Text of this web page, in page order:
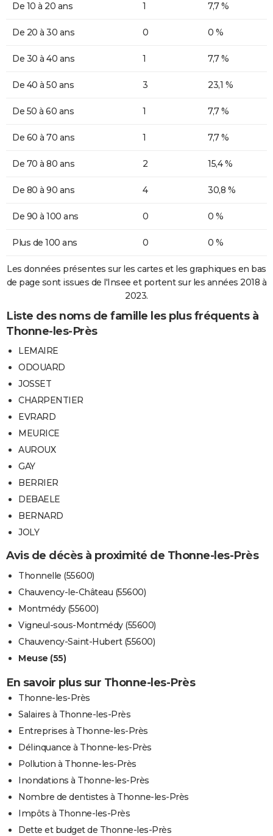
De 10 à 20 ans 1 7,7 %
De 20 à 30 ans 0 0 %
De 30 à 40 ans 1 7,7 %
De 40 à 50 ans 3 23,1 %
De 50 à 60 ans 1 7,7 %
De 60 à 70 ans 1 7,7 %
De 70 à 80 ans 2 15,4 %
De 80 à 90 ans 4 30,8 %
De 90 à 100 ans 0 0 %
Plus de 100 ans 0 0 %
Les données présentes sur les cartes et les graphiques en bas
de page sont issues de l'Insee et portent sur les années 2018 à
2023.
Liste des noms de famille les plus fréquents à
Thonne-les-Près
LEMAIRE
ODOUARD
JOSSET
CHARPENTIER
EVRARD
MEURICE
AUROUX
GAY
BERRIER
DEBAELE
BERNARD
JOLY
Avis de décès à proximité de Thonne-les-Près
Thonnelle (55600)
Chauvency-le-Château (55600)
Montmédy (55600)
Vigneul-sous-Montmédy (55600)
Chauvency-Saint-Hubert (55600)
Meuse (55)
En savoir plus sur Thonne-les-Près
Thonne-les-Près
Salaires à Thonne-les-Près
Entreprises à Thonne-les-Près
Délinquance à Thonne-les-Près
Pollution à Thonne-les-Près
Inondations à Thonne-les-Près
Nombre de dentistes à Thonne-les-Près
Impôts à Thonne-les-Près
Dette et budget de Thonne-les-Près